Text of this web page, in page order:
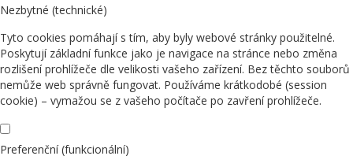
Nezbytné (technické)
Tyto cookies pomáhají s tím, aby byly webové stránky použitelné.
Poskytují základní funkce jako je navigace na stránce nebo změna
rozlišení prohlížeče dle velikosti vašeho zařízení. Bez těchto souborů
nemůže web správně fungovat. Používáme krátkodobé (session
cookie) – vymažou se z vašeho počítače po zavření prohlížeče.
Preferenční (funkcionální)